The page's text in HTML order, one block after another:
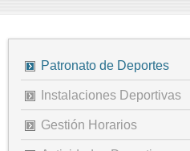
Patronato de Deportes
Instalaciones Deportivas
Gestión Horarios